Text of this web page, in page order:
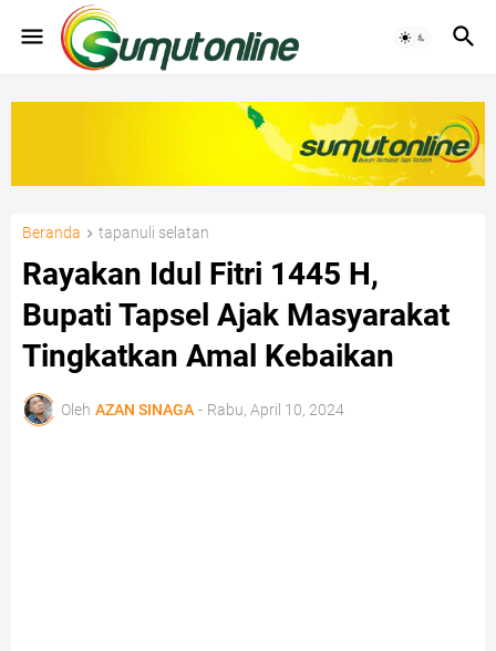
Beranda tapanuli selatan
Rayakan Idul Fitri 1445 H,
Bupati Tapsel Ajak Masyarakat
Tingkatkan Amal Kebaikan
Oleh AZAN SINAGA - Rabu, April 10, 2024